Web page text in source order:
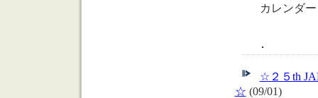
カレンダ
･
☆２５th
☆ (09/01)